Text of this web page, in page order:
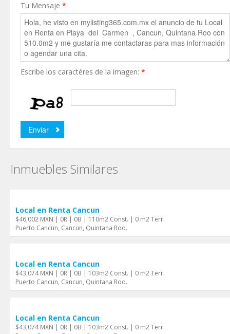
Tu Mensaje *
Escribe los caractéres de la imagen: *
Inmuebles Similares
Local en Renta Cancun
$46,002 MXN | 0R | 0B | 110m2 Const. | 0 m2 Terr.
Puerto Cancun, Cancun, Quintana Roo.
Local en Renta Cancun
$43,074 MXN | 0R | 0B | 103m2 Const. | 0 m2 Terr.
Puerto Cancun, Cancun, Quintana Roo.
Local en Renta Cancun
$43,074 MXN | 0R | 0B | 103m2 Const. | 0 m2 Terr.